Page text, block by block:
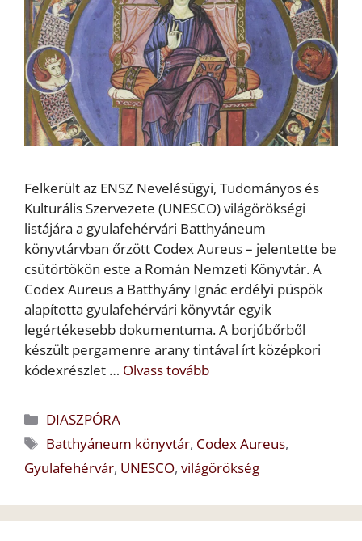
Felkerült az ENSZ Nevelésügyi, Tudományos és
Kulturális Szervezete (UNESCO) világörökségi
listájára a gyulafehérvári Batthyáneum
könyvtárvban őrzött Codex Aureus – jelentette be
csütörtökön este a Román Nemzeti Könyvtár. A
Codex Aureus a Batthyány Ignác erdélyi püspök
alapította gyulafehérvári könyvtár egyik
legértékesebb dokumentuma. A borjúbőrből
készült pergamenre arany tintával írt középkori
kódexrészlet … Olvass tovább
Kategória
DIASZPÓRA
Címkék
Batthyáneum könyvtár, Codex Aureus,
Gyulafehérvár, UNESCO, világörökség